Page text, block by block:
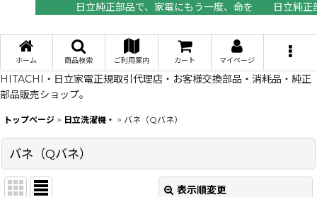
日立純正部品で、家電にもう一度、命を
日立純
ホーム 商品検索 ご利用案内 カート マイページ
HITACHI・日立家電正規取引代理店・お客様交換部品・消耗品・純正
部品販売ショップ。
トップページ > 日立洗濯機・ > バネ（Qバネ）
バネ（Qバネ）
表示順変更